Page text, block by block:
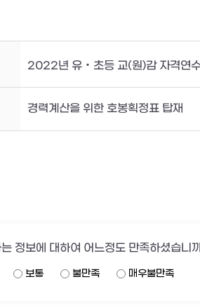
2022년 유‧초등 교(원)감 자격연수
경력계산을 위한 호봉획정표 탑재
정보에 대하여 어느정도 만족하셨습니
보통 불만족 매우불만족